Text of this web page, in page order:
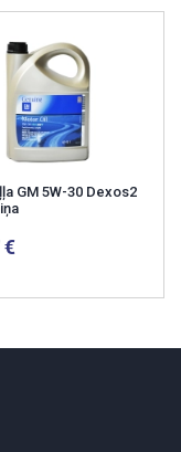
GM 5W-30 Dexos2